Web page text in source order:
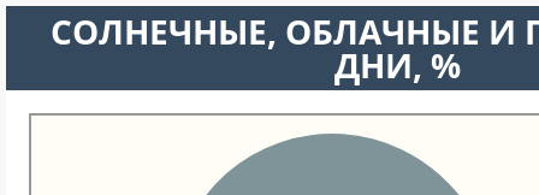
CОЛНЕЧНЫЕ, ОБЛАЧНЫЕ И
ДНИ, %